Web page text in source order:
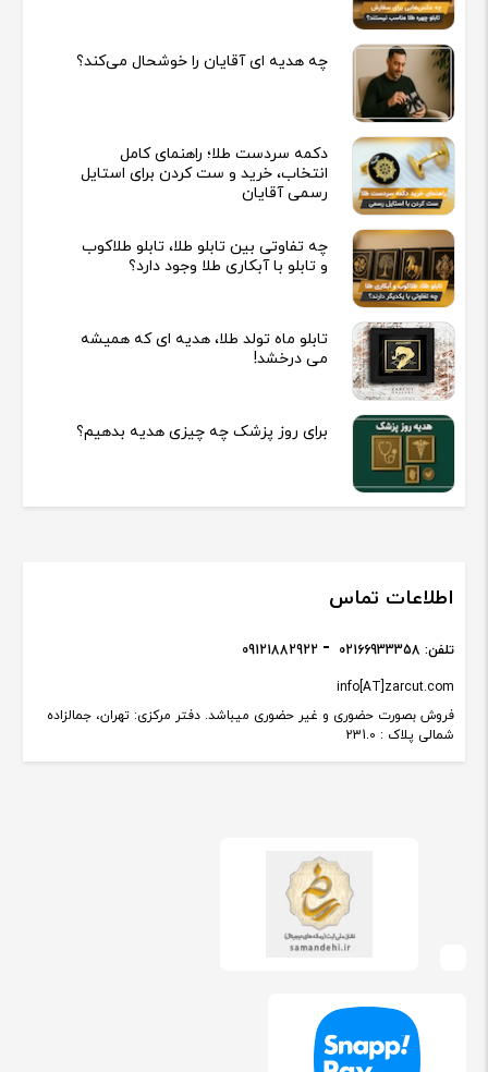
چه هدیه‌ ای آقایان را خوشحال می‌کند؟
دکمه سردست طلا؛ راهنمای کامل
انتخاب، خرید و ست کردن برای استایل
رسمی آقایان
چه تفاوتی بین تابلو طلا، تابلو طلاکوب
و تابلو با آبکاری طلا وجود دارد؟
تابلو ماه تولد طلا، هدیه ای که همیشه
می درخشد!
برای روز پزشک چه چیزی هدیه بدهیم؟
اطلاعات تماس
فروش بصورت حضوری و غیر حضوری میباشد. دفتر مرکزی: تهران، جمالزاده
شمالی پلاک : 231.0
info[AT]zarcut.com
تلفن: 02166933358
09121882922